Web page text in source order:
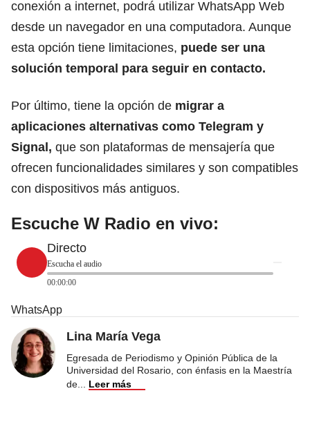
conexión a internet, podrá utilizar WhatsApp Web
desde un navegador en una computadora. Aunque
esta opción tiene limitaciones, puede ser una
solución temporal para seguir en contacto.
Por último, tiene la opción de migrar a
aplicaciones alternativas como Telegram y
Signal, que son plataformas de mensajería que
ofrecen funcionalidades similares y son compatibles
con dispositivos más antiguos.
Escuche W Radio en vivo:
Directo
Escucha el audio
00:00:00
WhatsApp
Lina María Vega
Egresada de Periodismo y Opinión Pública de la
Universidad del Rosario, con énfasis en la Maestría
de
Leer más